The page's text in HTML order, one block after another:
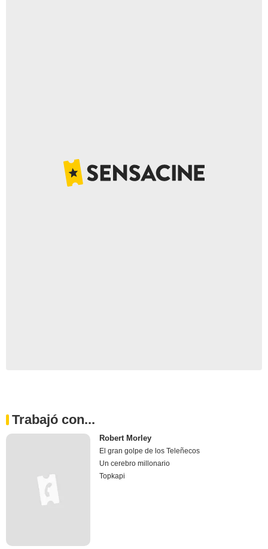
Trabajó con...
Robert Morley
El gran golpe de los Teleñecos
Un cerebro millonario
Topkapi